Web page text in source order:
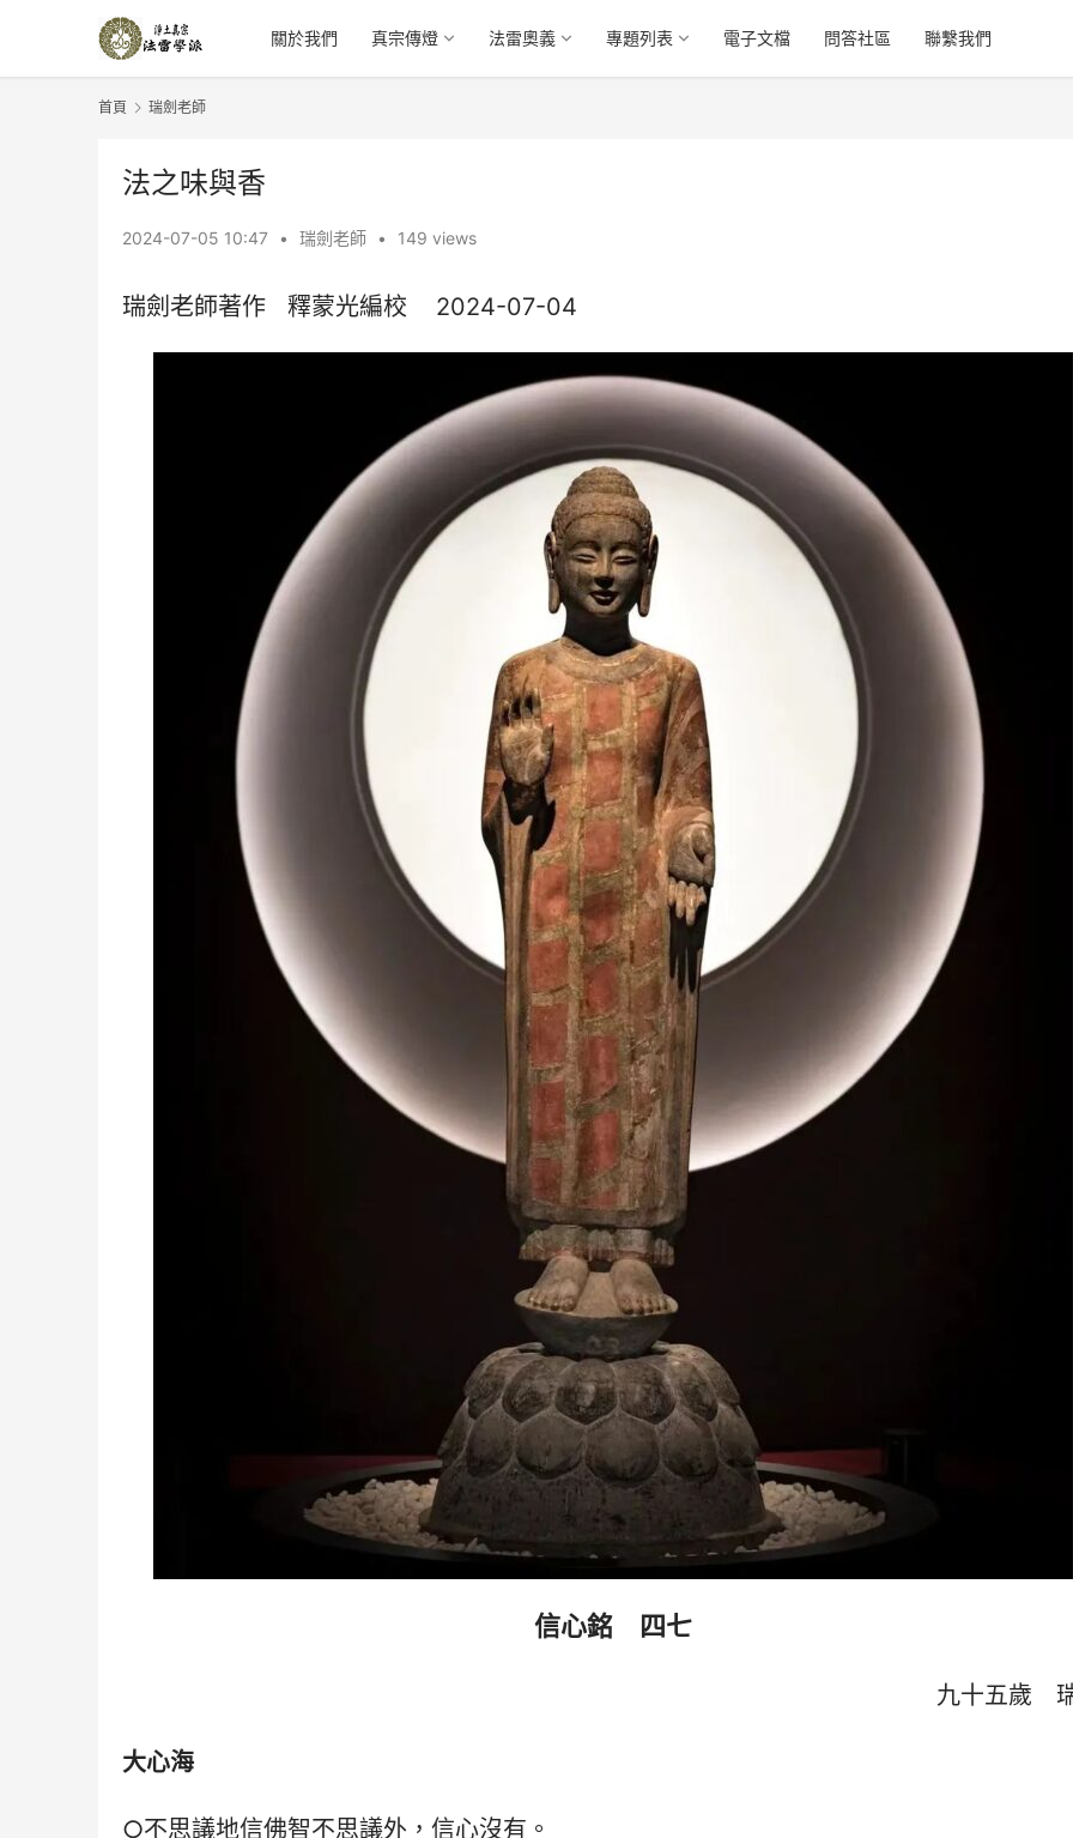
關於我們 真宗傳燈 法雷奧義 專題列表 電子文檔 問答社區 聯繫我們
首頁 瑞劍老師
法之味與香
2024-07-05 10:47 • 瑞劍老師 • 149 views
瑞劍老師著作   釋蒙光編校    2024-07-04
信心銘 四七
九十五歲　
大心海
○不思議地信佛智不思議外，信心沒有。